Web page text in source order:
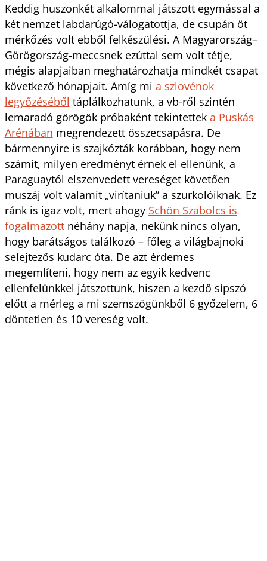
Keddig huszonkét alkalommal játszott egymással a
két nemzet labdarúgó-válogatottja, de csupán öt
mérkőzés volt ebből felkészülési. A Magyarország–
Görögország-meccsnek ezúttal sem volt tétje,
mégis alapjaiban meghatározhatja mindkét csapat
következő hónapjait. Amíg mi a szlovénok
legyőzéséből táplálkozhatunk, a vb-ről szintén
lemaradó görögök próbaként tekintettek a Puskás
Arénában megrendezett összecsapásra. De
bármennyire is szajkózták korábban, hogy nem
számít, milyen eredményt érnek el ellenünk, a
Paraguaytól elszenvedett vereséget követően
muszáj volt valamit „virítaniuk” a szurkolóiknak. Ez
ránk is igaz volt, mert ahogy Schön Szabolcs is
fogalmazottnéhány napja, nekünk nincs olyan,
hogy barátságos találkozó – főleg a világbajnoki
selejtezős kudarc óta. De azt érdemes
megemlíteni, hogy nem az egyik kedvenc
ellenfelünkkel játszottunk, hiszen a kezdő sípszó
előtt a mérleg a mi szemszögünkből 6 győzelem, 6
döntetlen és 10 vereség volt.